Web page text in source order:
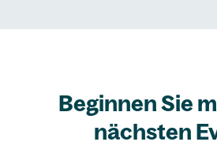
Beginnen Sie
nächsten